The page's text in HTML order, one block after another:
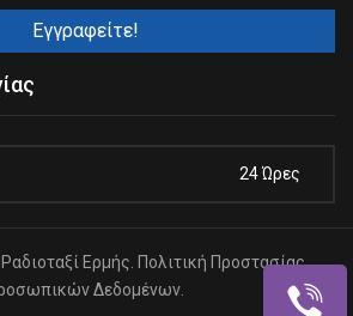
24 Ώρες
Ερμής. Πολιτική Προστασίας
Δεδομένων.